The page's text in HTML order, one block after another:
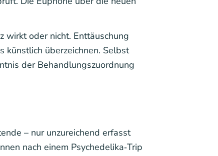
wirkt oder nicht. Enttäuschung
überzeichnen. Selbst
der Behandlungszuordnung
– nur unzureichend erfasst
nach einem Psychedelika‑Trip